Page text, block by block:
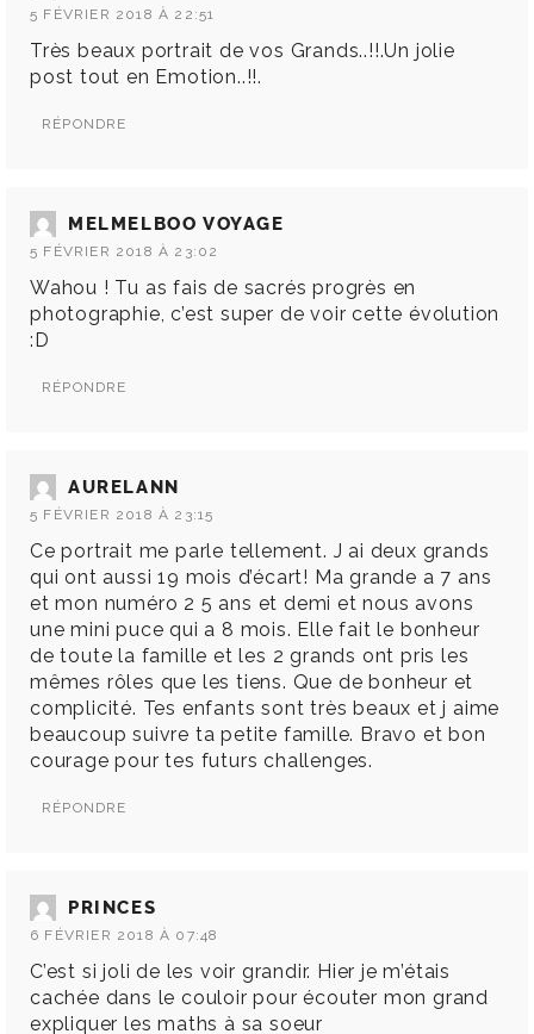
5 FÉVRIER 2018 À 22:51
Très beaux portrait de vos Grands..!!.Un jolie
post tout en Emotion..!!.
RÉPONDRE
MELMELBOO VOYAGE
5 FÉVRIER 2018 À 23:02
Wahou ! Tu as fais de sacrés progrès en
photographie, c’est super de voir cette évolution
:D
RÉPONDRE
AURELANN
5 FÉVRIER 2018 À 23:15
Ce portrait me parle tellement. J ai deux grands
qui ont aussi 19 mois d’écart! Ma grande a 7 ans
et mon numéro 2 5 ans et demi et nous avons
une mini puce qui a 8 mois. Elle fait le bonheur
de toute la famille et les 2 grands ont pris les
mêmes rôles que les tiens. Que de bonheur et
complicité. Tes enfants sont très beaux et j aime
beaucoup suivre ta petite famille. Bravo et bon
courage pour tes futurs challenges.
RÉPONDRE
PRINCES
6 FÉVRIER 2018 À 07:48
C’est si joli de les voir grandir. Hier je m’étais
cachée dans le couloir pour écouter mon grand
expliquer les maths à sa soeur